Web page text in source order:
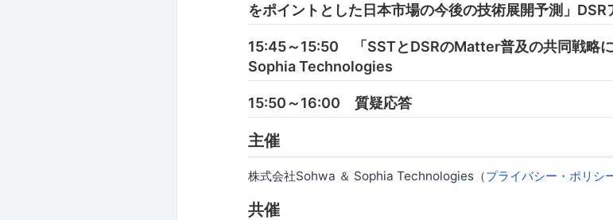
をポイントとした日本市場の今後の技術展開予測」DSR
15:45～15:50 「SSTとDSRのMatter普及の共同戦略
Sophia Technologies
15:50～16:00 質疑応答
主催
株式会社Sohwa ＆ Sophia Technologies（プライバシー・ポリシ
共催